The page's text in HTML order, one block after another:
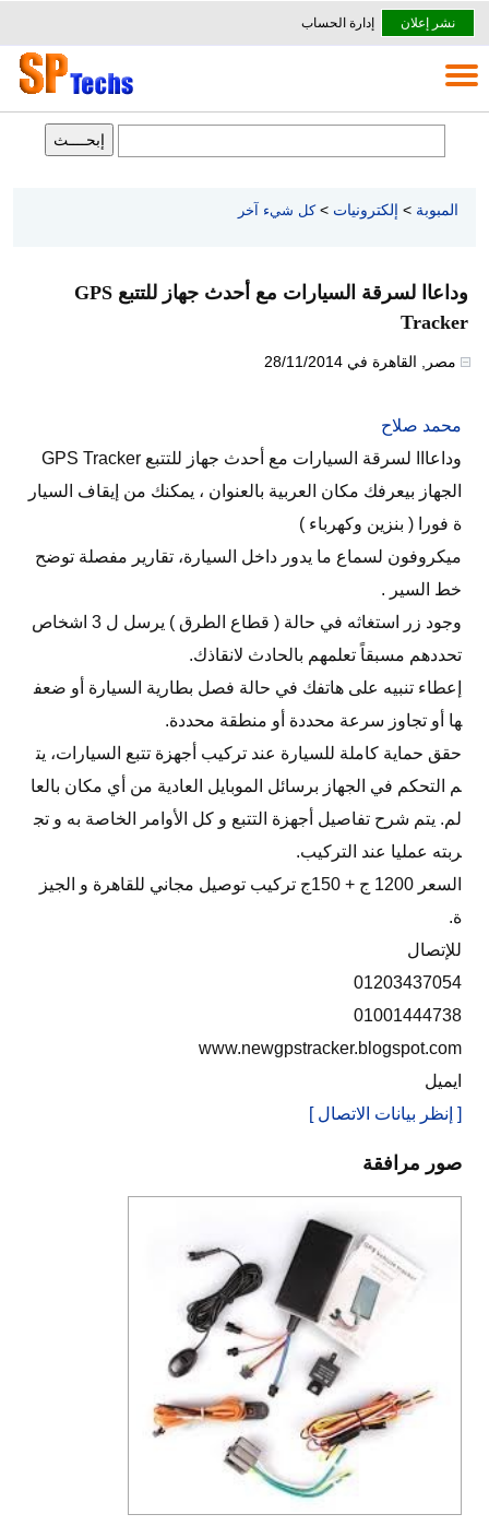
نشر إعلان إدارة الحساب
المبوبة > إلكترونيات > كل شيء آخر
وداعاا لسرقة السيارات مع أحدث جهاز للتتبع GPS
Tracker
مصر القاهرة في 28/11/2014
محمد صلاح
وداعااا لسرقة السيارات مع أحدث جهاز للتتبع GPS Tracker
الجهاز بيعرفك مكان العربية بالعنوان ، يمكنك من إيقاف السيار
ة فورا ( بنزين وكهرباء )
ميكروفون لسماع ما يدور داخل السيارة، تقارير مفصلة توضح
خط السير .
وجود زر استغاثه في حالة ( قطاع الطرق ) يرسل ل 3 اشخاص
تحددهم مسبقاً تعلمهم بالحادث لانقاذك.
إعطاء تنبيه على هاتفك في حالة فصل بطارية السيارة أو ضعف
ها أو تجاوز سرعة محددة أو منطقة محددة.
حقق حماية كاملة للسيارة عند تركيب أجهزة تتبع السيارات، يت
م التحكم في الجهاز برسائل الموبايل العادية من أي مكان بالعا
لم. يتم شرح تفاصيل أجهزة التتبع و كل الأوامر الخاصة به و تج
ربته عمليا عند التركيب.
السعر 1200 ج + 150ج تركيب توصيل مجاني للقاهرة و الجيز
ة.
للإتصال
01203437054
01001444738
www.newgpstracker.blogspot.com
ايميل
[ إنظر بيانات الاتصال ]
صور مرافقة